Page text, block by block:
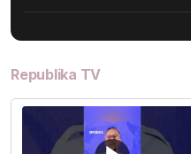
Republika TV